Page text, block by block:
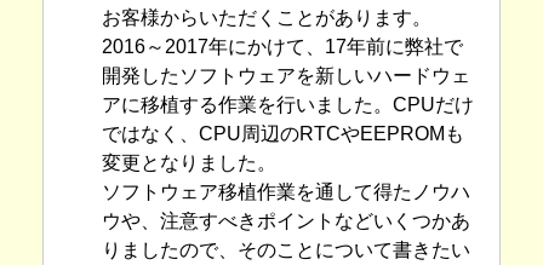
お客様からいただくことがあります。
2016～2017年にかけて、17年前に弊社で
開発したソフトウェアを新しいハードウェ
アに移植する作業を行いました。CPUだけ
ではなく、CPU周辺のRTCやEEPROMも
変更となりました。
ソフトウェア移植作業を通して得たノウハ
ウや、注意すべきポイントなどいくつかあ
りましたので、そのことについて書きたい